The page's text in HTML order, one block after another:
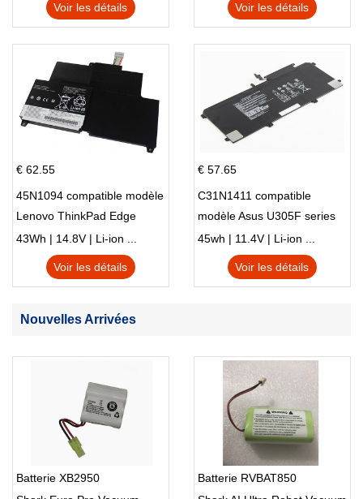
Voir les détails Voir les détails
€ 62.55
45N1094 compatible modèle
Lenovo ThinkPad Edge
S230u Twist
43Wh | 14.8V | Li-ion ...
Voir les détails
€ 57.65
C31N1411 compatible
modèle Asus U305F series
45wh | 11.4V | Li-ion ...
Voir les détails
Nouvelles Arrivées
Batterie XB2950
Batterie RVBAT850